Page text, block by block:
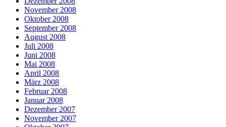
November 2008
Oktober 2008
September 2008
August 2008
Juli 2008
Juni 2008
Mai 2008
April 2008
März 2008
Februar 2008
Januar 2008
Dezember 2007
November 2007